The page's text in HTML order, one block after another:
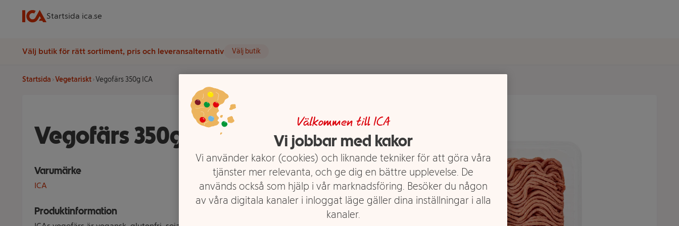
Startsida ica.se
Välj butik för rätt sortiment, pris och leveransalternativ Välj butik
Startsida Vegetariskt Vegofärs 350g ICA
Vegofärs 350g ICA
Varumärke
ICA
Produktinformation
Välkommen till ICA
Vi jobbar med kakor
Vi använder kakor (cookies) och liknande tekniker för att göra våra
tjänster mer relevanta, och ge dig en bättre upplevelse. De
används också som hjälp i vår marknadsföring. Besöker du någon
av våra digitala kanaler i inloggat läge gäller dina inställningar i alla
kanaler.